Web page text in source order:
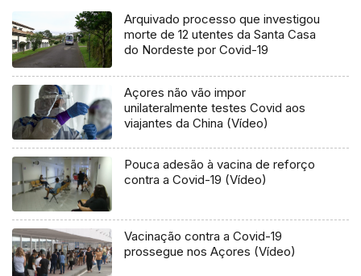
Arquivado processo que investigou
morte de 12 utentes da Santa Casa
do Nordeste por Covid-19
Açores não vão impor
unilateralmente testes Covid aos
viajantes da China (Vídeo)
Pouca adesão à vacina de reforço
contra a Covid-19 (Vídeo)
Vacinação contra a Covid-19
prossegue nos Açores (Vídeo)